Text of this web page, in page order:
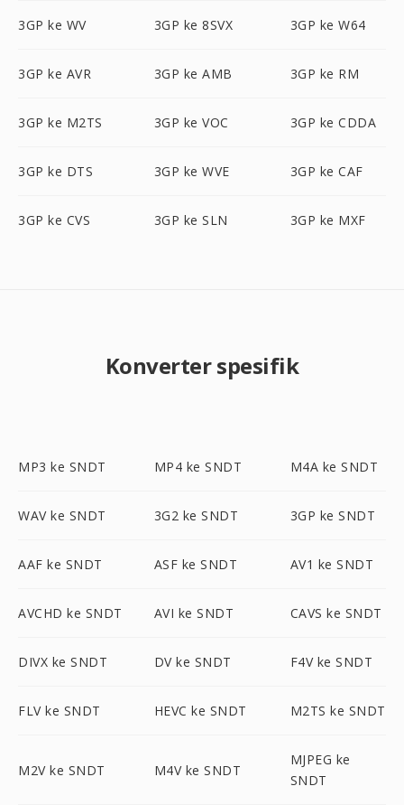
3GP ke WV 3GP ke 8SVX 3GP ke W64
3GP ke AVR 3GP ke AMB 3GP ke RM
3GP ke M2TS 3GP ke VOC 3GP ke CDDA
3GP ke DTS 3GP ke WVE 3GP ke CAF
3GP ke CVS 3GP ke SLN 3GP ke MXF
Konverter spesifik
MP3 ke SNDT MP4 ke SNDT M4A ke SNDT
WAV ke SNDT 3G2 ke SNDT 3GP ke SNDT
AAF ke SNDT ASF ke SNDT AV1 ke SNDT
AVCHD ke SNDT AVI ke SNDT CAVS ke SNDT
DIVX ke SNDT DV ke SNDT F4V ke SNDT
FLV ke SNDT HEVC ke SNDT M2TS ke SNDT
M2V ke SNDT M4V ke SNDT
MJPEG ke
SNDT